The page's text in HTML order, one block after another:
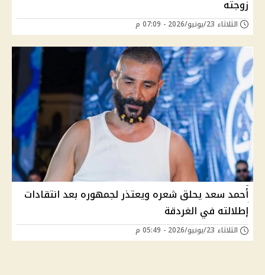
زوجته
الثلاثاء 23/يونيو/2026 - 07:09 م
أحمد سعد يحلق شعره ويعتذر لجمهوره بعد انتقادات
إطلالته في الغردقة
الثلاثاء 23/يونيو/2026 - 05:49 م